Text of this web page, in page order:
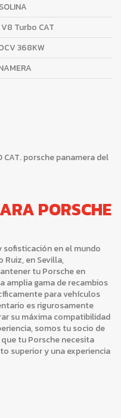
Turbo CAT
368KW
CAT. porsche panamera del
PORSCHE
sofisticación en el mundo
en Sevilla,
tu Porsche en
amplia gama de recambios
para vehículos
es rigurosamente
su máxima compatibilidad
somos tu socio de
tu Porsche necesita
superior y una experiencia